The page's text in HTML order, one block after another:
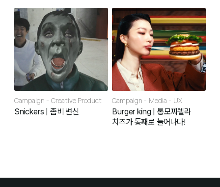
Campaign Creative Product
Snickers | 좀비 변신
Campaign Media UX
Burger king | 통모짜렐라
치즈가 통째로 늘어나다!